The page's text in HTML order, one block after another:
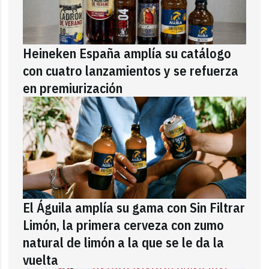
Heineken España amplía su catálogo
con cuatro lanzamientos y se refuerza
en premiurización
El Águila amplía su gama con Sin Filtrar
Limón, la primera cerveza con zumo
natural de limón a la que se le da la
vuelta